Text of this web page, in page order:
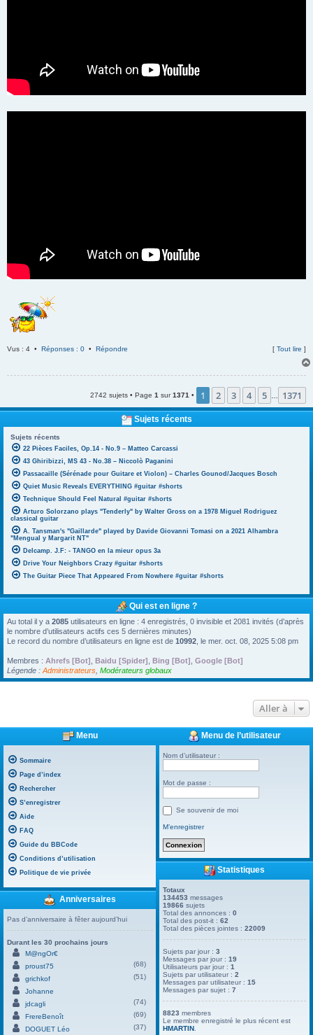
Vus : 4 • Réponses : 0 • Répondre [ Tout lire ]
2742 sujets • Page 1 sur1371 • 1 2 3 4 5 1371
Sujets récents
Sujets récents
22 Pièces Faciles, Op.14 - No.9 – Matteo Carcassi
43 Ghiribizzi, MS 43 - No.38 – Niccolò Paganini
Passacaille (Sérénade pour Guitare et Violon) – Charles Gounod/Jacques Bosch
Quiet Music Reveals EVERYTHING #guitar #shorts
Technique Should Feel Natural #guitar #shorts
Arturo Solorzano plays "Tenderly" by Walter Gross on a 1978 Miguel Rodriguez
classical guitar
A. Tansman's "Gaillarde" played by Davide Giovanni Tomasi on a 2021 Alhambra
"Mengual y Margarit NT"
Delcamp. J.F: - TANGO en la mieur opus 3a
Drive Your Neighbors Crazy #guitar #shorts
The Guitar Piece That Appeared From Nowhere #guitar #shorts
Qui est en ligne ?
Au total il y a 2085 utilisateurs en ligne : 4 enregistrés, 0 invisible et 2081 invités (d’après
le nombre d’utilisateurs actifs ces 5 dernières minutes)
Le record du nombre d’utilisateurs en ligne est de 10992 , le mer. oct. 08, 2025 5:08 pm
Membres : Ahrefs [Bot] Baidu [Spider] Bing [Bot]
Google [Bot]
Légende : Administrateurs Modérateurs globaux
Aller à
Menu
Sommaire
Page d’index
Rechercher
S’enregistrer
Aide
FAQ
Guide du BBCode
Conditions d’utilisation
Politique de vie privée
Anniversaires
Pas d’anniversaire à fêter aujourd’hui
Durant les 30 prochains jours
M@ngOr€
proust75
(68)
grichkof
(51)
Johanne
jdcagli
(74)
FrereBenoît
(69)
DOGUET Léo
(37)
Menu de l’utilisateur
Nom d’utilisateur :
Mot de passe :
Se souvenir de moi
M’enregistrer
Statistiques
Totaux
134453 messages
19866 sujets
Total des annonces :0
Total des post-it :62
Total des pièces jointes :22009
Sujets par jour :3
Messages par jour :19
Utilisateurs par jour :1
Sujets par utilisateur :2
Messages par utilisateur :15
Messages par sujet :7
8823 membres
Le membre enregistré le plus récent est
HMARTIN.